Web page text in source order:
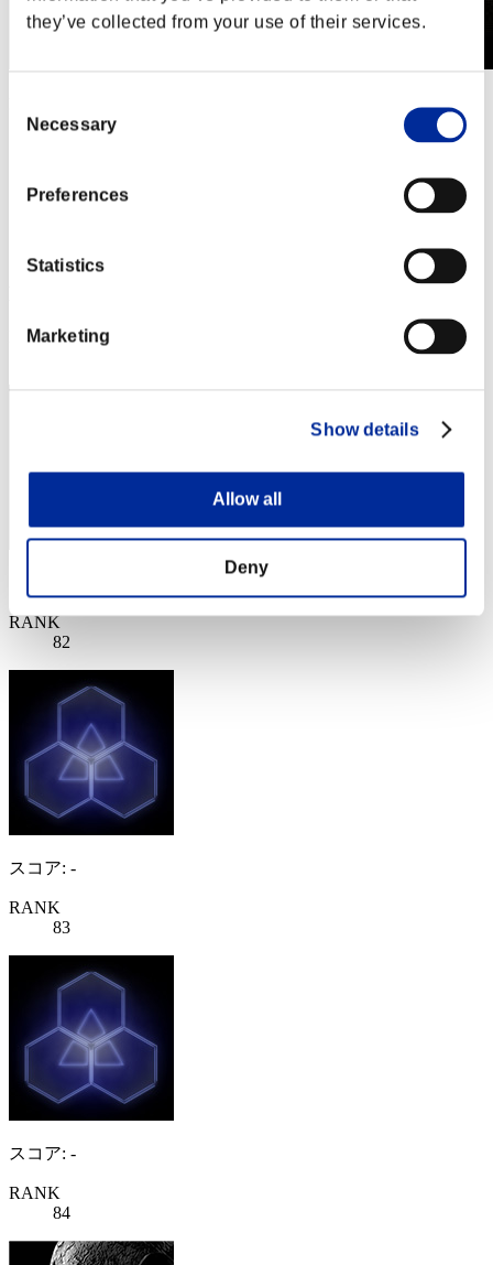
they’ve collected from your use of their services.
Selection
Necessary
Preferences
Statistics
Marketing
Show details
Allow all
Deny
2021.11.02 15:00 (JST) - 2021.11.08 15:00 (JST)
シングル
RANK
RANK
82
スコア: -
RANK
83
スコア: -
RANK
84